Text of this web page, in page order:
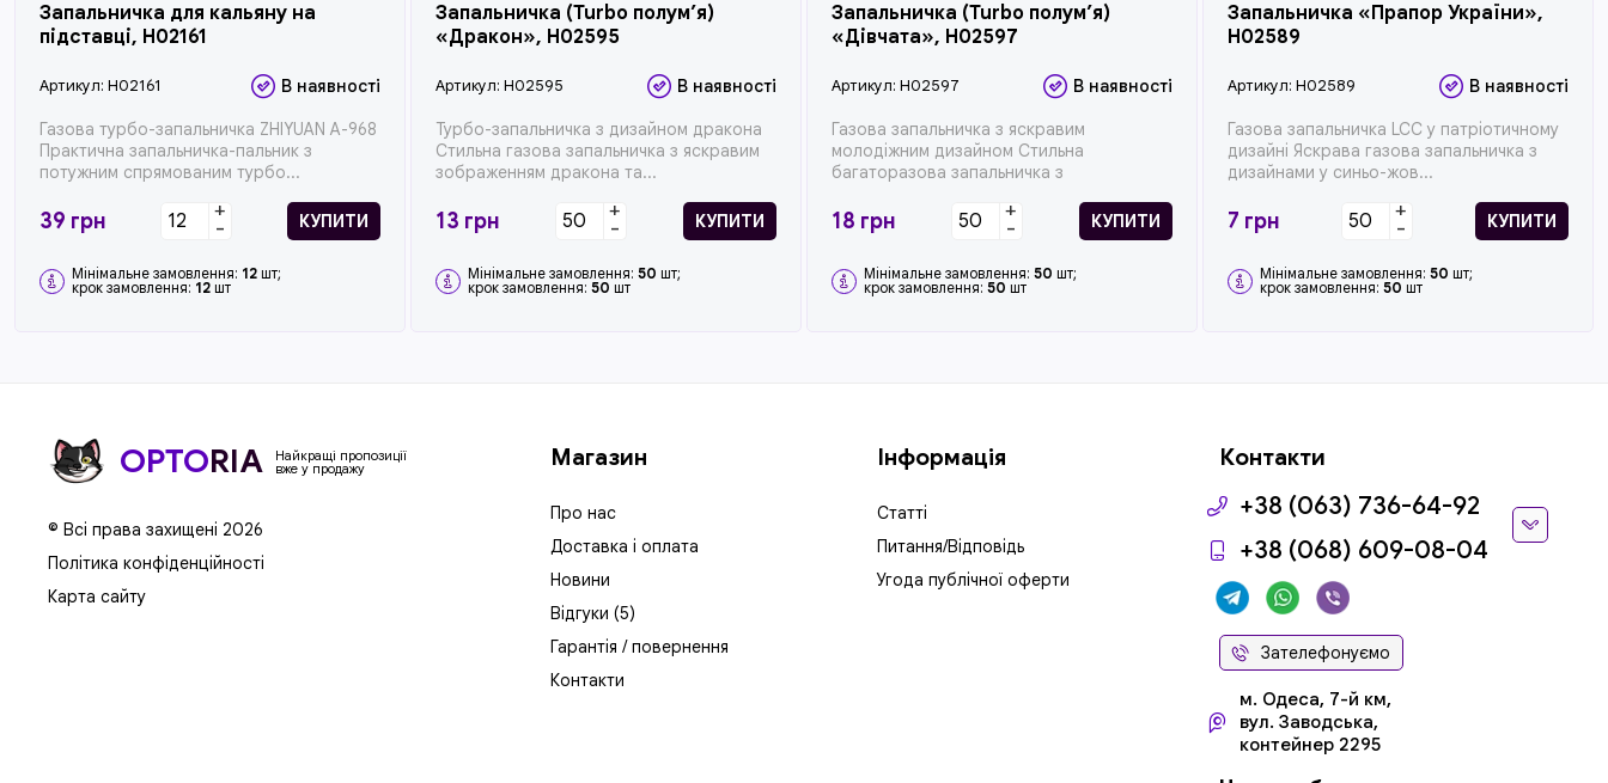
Запальничка для кальяну на
підставці, H02161
Артикул: H02161
В наявності
Газова турбо-запальничка ZHIYUAN A-968
Практична запальничка-пальник з
потужним спрямованим турбо...
39 грн +
- КУПИТИ
Мінімальне замовлення: 12 шт;
крок замовлення: 12 шт
Запальничка (Turbo полум’я)
«Дракон», H02595
Артикул: H02595
В наявності
Турбо-запальничка з дизайном дракона
Стильна газова запальничка з яскравим
зображенням дракона та...
13 грн +
- КУПИТИ
Мінімальне замовлення: 50 шт;
крок замовлення: 50 шт
Запальничка (Turbo полум’я)
«Дівчата», H02597
Артикул: H02597
В наявності
Газова запальничка з яскравим
молодіжним дизайном Стильна
багаторазова запальничка з
18 грн +
- КУПИТИ
Мінімальне замовлення: 50 шт;
крок замовлення: 50 шт
Запальничка «Прапор України»,
H02589
Артикул: H02589
В наявності
Газова запальничка LCC у патріотичному
дизайні Яскрава газова запальничка з
дизайнами у синьо-жов...
7 грн +
- КУПИТИ
Мінімальне замовлення: 50 шт;
крок замовлення: 50 шт
OPTORIA Найкращі пропозиції
вже у продажу
© Всі права захищені 2026
Політика конфіденційності
Карта сайту
Магазин
Про нас
Доставка і оплата
Новини
Відгуки (5)
Гарантія / повернення
Контакти
Інформація
Статті
Питання/Відповідь
Угода публічної оферти
Контакти
+38 (063) 736-64-92
+38 (068) 609-08-04
Зателефонуємо
м. Одеса, 7-й км,
вул. Заводська,
контейнер 2295